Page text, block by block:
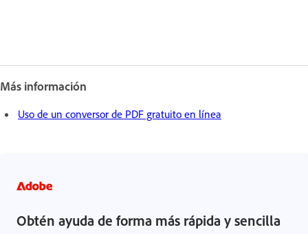
Más información
Uso de un conversor de PDF gratuito en línea
Obtén ayuda de forma más rápida y sencilla